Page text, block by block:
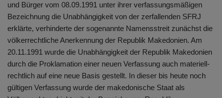
und Bürger vom 08.09.1991 unter ihrer verfassungsmäßigen
Bezeichnung die Unabhängigkeit von der zerfallenden SFRJ
erklärte, verhinderte der sogenannte Namensstreit zunächst die
völkerrechtliche Anerkennung der Republik Makedonien. Am
20.11.1991 wurde die Unabhängigkeit der Republik Makedonien
durch die Proklamation einer neuen Verfassung auch materiell-
rechtlich auf eine neue Basis gestellt. In dieser bis heute noch
gültigen Verfassung wurde der makedonische Staat als